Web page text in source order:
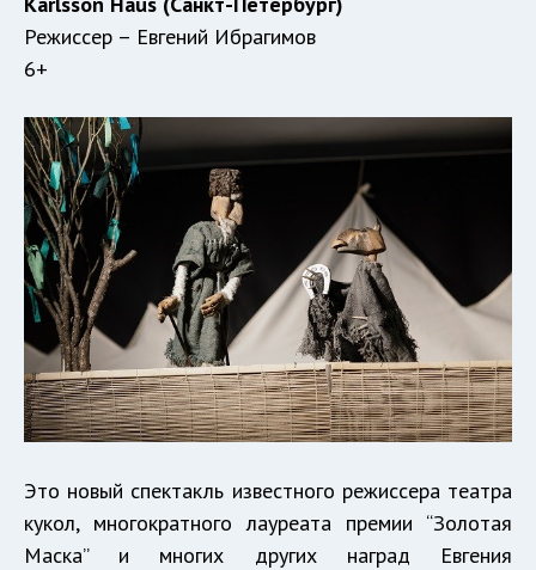
Режиссер – Евгений Ибрагимов
6+
Это новый спектакль известного режиссера театра
кукол, многократного лауреата премии “Золотая
Маска” и многих других наград Евгения